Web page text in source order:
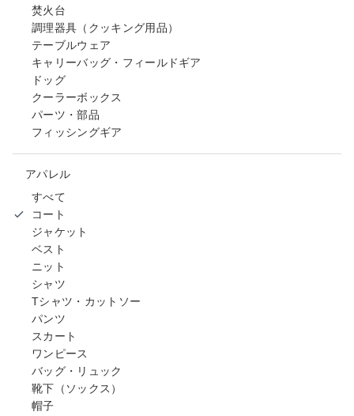
焚火台
調理器具（クッキング用品）
テーブルウェア
キャリーバッグ・フィールドギア
ドッグ
クーラーボックス
パーツ・部品
フィッシングギア
アパレル
すべて
コート
ジャケット
ベスト
ニット
シャツ
Tシャツ・カットソー
パンツ
スカート
ワンピース
バッグ・リュック
靴下（ソックス）
帽子